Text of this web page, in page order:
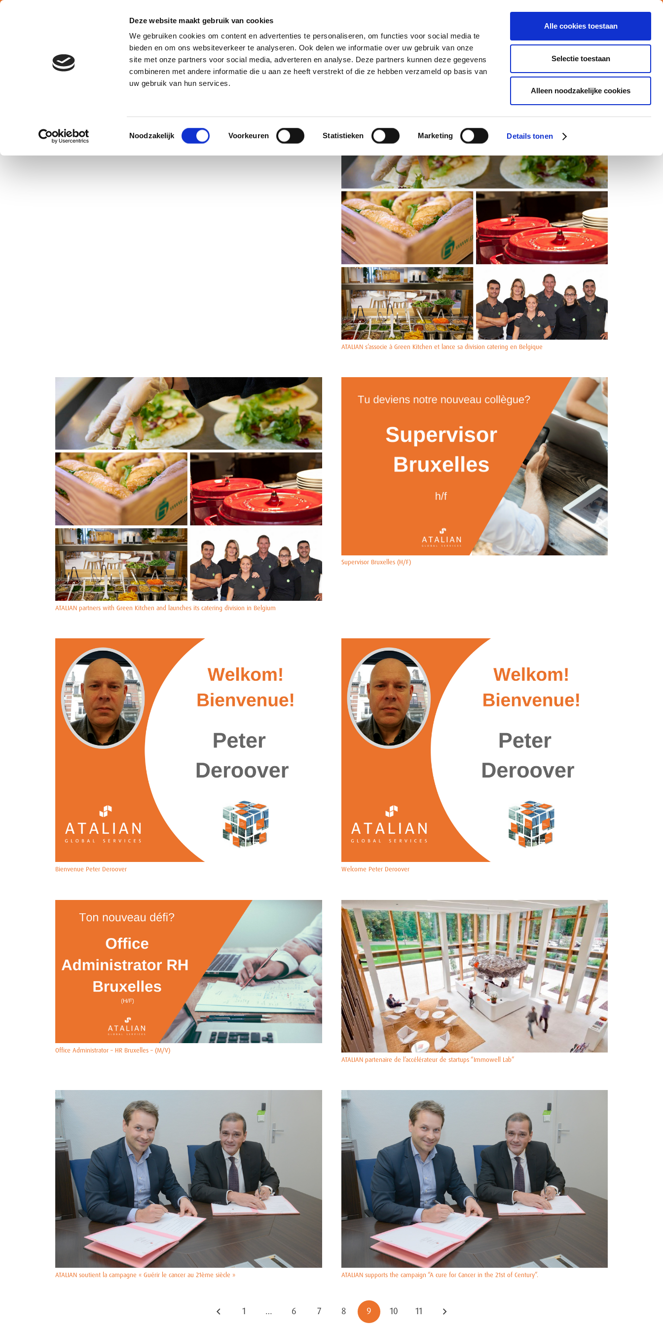
Deze website maakt gebruik van cookies
We gebruiken cookies om content en advertenties te personaliseren, om functies voor social media te
bieden en om ons websiteverkeer te analyseren. Ook delen we informatie over uw gebruik van onze
site met onze partners voor social media, adverteren en analyse. Deze partners kunnen deze gegevens
combineren met andere informatie die u aan ze heeft verstrekt of die ze hebben verzameld op basis van
uw gebruik van hun services.
Toestemmingsselectie
Noodzakelijk Voorkeuren Statistieken Marketing Details tonen
Alle cookies toestaan
Selectie toestaan
Alleen noodzakelijke cookies
Vacatures Nieuws MY ATALIAN
Belgium
Chef d’équipe, œuvrant sur site – Hainaut (H/F)
ATALIAN s’associe à Green Kitchen et lance sa division catering en Belgique
ATALIAN partners with Green Kitchen and launches its catering division in Belgium
Supervisor Bruxelles (H/F)
Bienvenue Peter Deroover Welcome Peter Deroover
Office Administrator – HR Bruxelles – (M/V)
ATALIAN partenaire de l’accélérateur de startups “Immowell Lab”
ATALIAN soutient la campagne « Guérir le cancer au 21ème siècle » ATALIAN supports the campaign “A cure for Cancer in the 21st of Century”.
1 … 6 7 8 9 10 11